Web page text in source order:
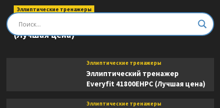
Эллиптические тренажеры
Эллиптический тренажер DFC E8745T
(Лучшая цена)
Эллиптические тренажеры
Эллиптический тренажер
Everyfit 41800EHPC (Лучшая цена)
Эллиптические тренажеры